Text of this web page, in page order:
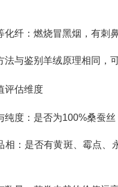
化纤：燃烧冒黑烟，有刺
法与鉴别羊绒原理相同，
评估维度
纯度：是否为100%桑蚕
相：是否有黄斑、霉点、